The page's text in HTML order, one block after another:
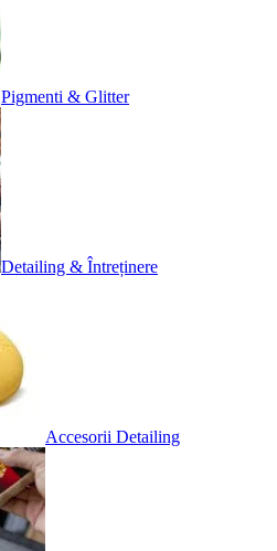
Pigmenti & Glitter
Detailing & Întreținere
Accesorii Detailing